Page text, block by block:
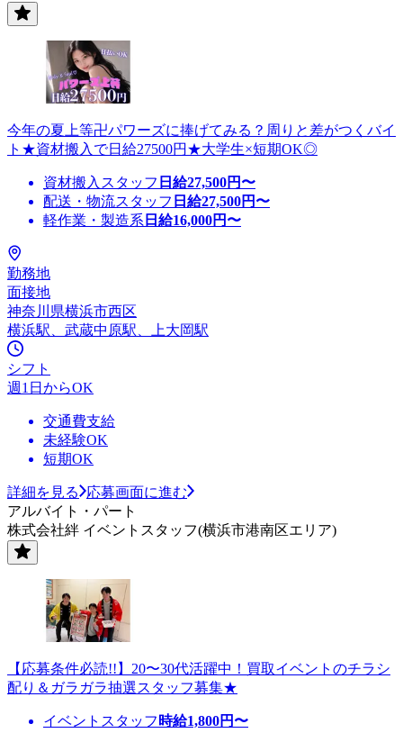
今年の夏上等卍パワーズに捧げてみる？周りと差がつくバイ
ト★資材搬入で日給27500円★大学生×短期OK◎
資材搬入スタッフ 日給27,500円〜
配送・物流スタッフ 日給27,500円〜
軽作業・製造系 日給16,000円〜
勤務地
面接地
神奈川県横浜市西区
横浜駅、武蔵中原駅、上大岡駅
シフト
週1日からOK
交通費支給
未経験OK
短期OK
詳細を見る
応募画面に進む
アルバイト・パート
株式会社絆 イベントスタッフ(横浜市港南区エリア)
【応募条件必読!!】20〜30代活躍中！買取イベントのチラシ
配り＆ガラガラ抽選スタッフ募集★
イベントスタッフ 時給1,800円〜